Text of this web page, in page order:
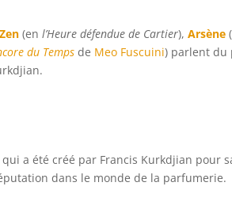
(en l’Heure défendue de Cartier), Arsène
du Temps de Meo Fuscuini) parlent du
a été créé par Francis Kurkdjian pour
dans le monde de la parfumerie.